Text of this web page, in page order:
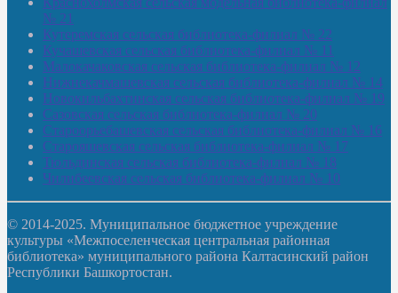
№ 21
Кутеремская сельская библиотека-филиал № 22
Кучашевская сельская библиотека-филиал № 11
Малокачаковская сельская библиотека-филиал № 12
Нижнекачмашевская сельская библиотека-филиал № 14
Новокильбахтинская сельская библиотека-филиал № 19
Сазовская сельская библиотека-филиал № 20
Староорьебашевская сельская библиотека-филиал № 16
Старояшевская сельская библиотека-филиал № 17
Тюльдинская сельская библиотека-филиал № 18
Чилибеевская сельская библиотека-филиал № 10
© 2014-2025. Муниципальное бюджетное учреждение
культуры «Межпоселенческая центральная районная
библиотека» муниципального района Калтасинский район
Республики Башкортостан.